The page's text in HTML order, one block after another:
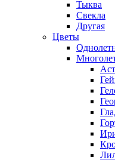
Тыква
Свекла
Другая
Цветы